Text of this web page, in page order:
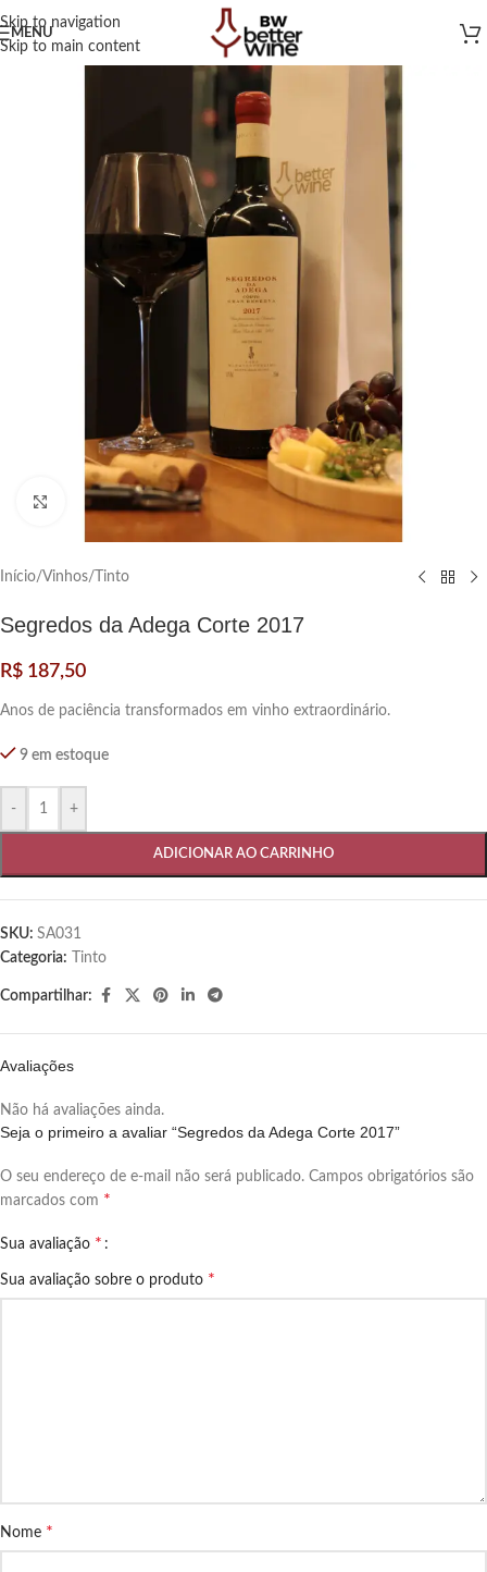
Skip to navigation
Skip to main content
MENU
Clique para ampliar
Início/Vinhos/ Tinto
Segredos da Adega Corte 2017
R$ 187,50
Anos de paciência transformados em vinho extraordinário.
9 em estoque
- +
ADICIONAR AO CARRINHO
SKU: SA031
Categoria:
Tinto
Compartilhar:
Avaliações
Não há avaliações ainda.
Seja o primeiro a avaliar “Segredos da Adega Corte 2017”
O seu endereço de e-mail não será publicado. Campos obrigatórios são
marcados com *
Sua avaliação *
Sua avaliação sobre o produto *
Nome *